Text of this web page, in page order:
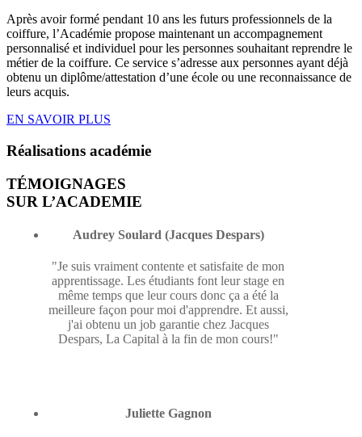
Après avoir formé pendant 10 ans les futurs professionnels de la
coiffure, l’Académie propose maintenant un accompagnement
personnalisé et individuel pour les personnes souhaitant reprendre le
métier de la coiffure. Ce service s’adresse aux personnes ayant déjà
obtenu un diplôme/attestation d’une école ou une reconnaissance de
leurs acquis.
EN SAVOIR PLUS
Réalisations académie
TÉMOIGNAGES
SUR L’ACADEMIE
Audrey Soulard (Jacques Despars)
"Je suis vraiment contente et satisfaite de mon
apprentissage. Les étudiants font leur stage en
même temps que leur cours donc ça a été la
meilleure façon pour moi d'apprendre. Et aussi,
j'ai obtenu un job garantie chez Jacques
Despars, La Capital à la fin de mon cours!"
Juliette Gagnon